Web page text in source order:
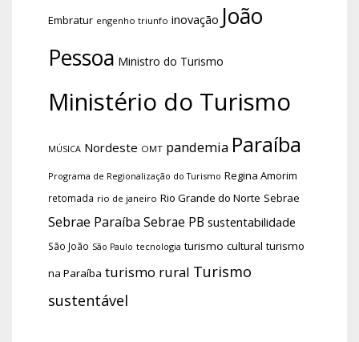
Embratur engenho triunfo inovação João
Pessoa Ministro do Turismo
Ministério do Turismo
MÚSICA Nordeste OMT pandemia Paraíba
Programa de Regionalização do Turismo Regina Amorim
retomada rio de janeiro Rio Grande do Norte Sebrae
Sebrae Paraíba Sebrae PB sustentabilidade
São João São Paulo tecnologia turismo cultural turismo
na Paraíba turismo rural Turismo
sustentável